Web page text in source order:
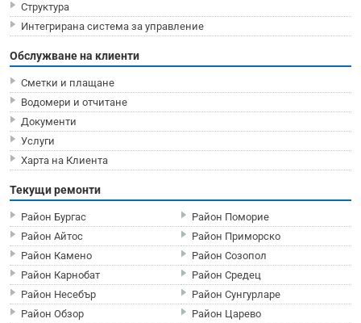
Структура
Интегрирана система за управление
Обслужване на клиенти
Сметки и плащане
Водомери и отчитане
Документи
Услуги
Харта на Клиента
Текущи ремонти
Район Бургас
Район Айтос
Район Камено
Район Карнобат
Район Несебър
Район Обзор
Район Поморие
Район Приморско
Район Созопол
Район Средец
Район Сунгурларе
Район Царево